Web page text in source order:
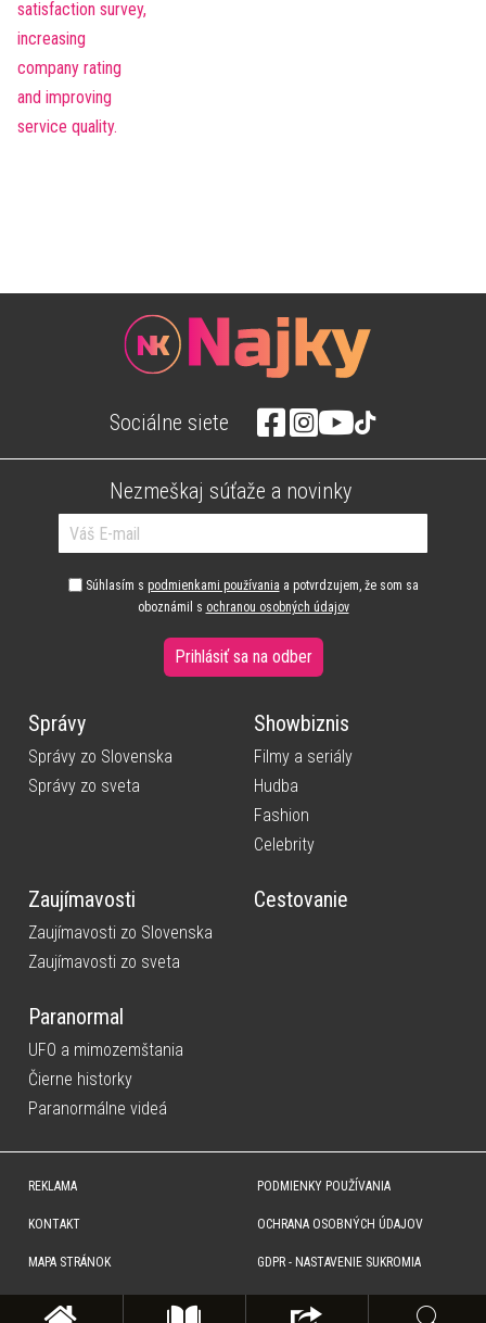
Sociálne siete
Nezmeškaj súťaže a novinky
Súhlasím s podmienkami používania a potvrdzujem, že som sa
oboznámil s ochranou osobných údajov
Prihlásiť sa na odber
Správy
Správy zo Slovenska
Správy zo sveta
Showbiznis
Filmy a seriály
Hudba
Fashion
Celebrity
Zaujímavosti
Zaujímavosti zo Slovenska
Zaujímavosti zo sveta
Cestovanie
Paranormal
UFO a mimozemštania
Čierne historky
Paranormálne videá
REKLAMA
KONTAKT
MAPA STRÁNOK
PODMIENKY POUŽÍVANIA
OCHRANA OSOBNÝCH ÚDAJOV
GDPR - NASTAVENIE SUKROMIA
súhlas na rozmnožovanie, šírenie a na verejný prenos obsahu. Na tejto stránke môžu byť umiestnené reklamné